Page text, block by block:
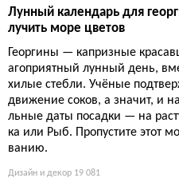
Лунный календарь для
лучить море цветов
Георгины — капризные
агоприятный лунный день,
хилые стебли. Учёные
движение соков, а значит, и
льные даты посадки — на
ка или Рыб. Пропустите этот
ванию.
Дизайн и декор 19 081